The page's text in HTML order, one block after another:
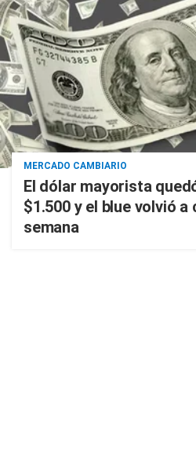
MERCADO CAMBIARIO
El dólar mayorista
$1.500 y el blue volvió
semana